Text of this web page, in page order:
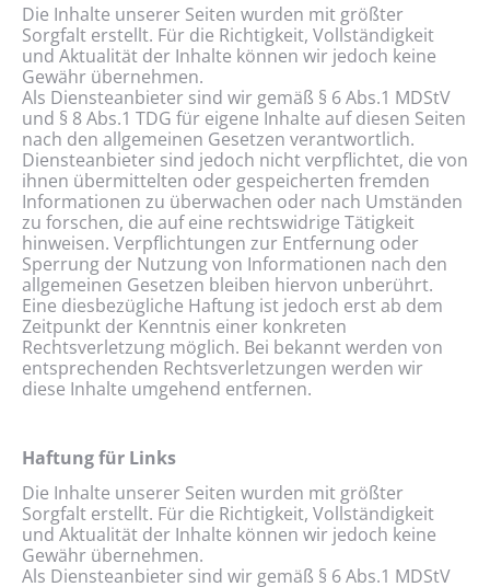
Die Inhalte unserer Seiten wurden mit größter
Sorgfalt erstellt. Für die Richtigkeit, Vollständigkeit
und Aktualität der Inhalte können wir jedoch keine
Gewähr übernehmen.
Als Diensteanbieter sind wir gemäß § 6 Abs.1 MDStV
und § 8 Abs.1 TDG für eigene Inhalte auf diesen Seiten
nach den allgemeinen Gesetzen verantwortlich.
Diensteanbieter sind jedoch nicht verpflichtet, die von
ihnen übermittelten oder gespeicherten fremden
Informationen zu überwachen oder nach Umständen
zu forschen, die auf eine rechtswidrige Tätigkeit
hinweisen. Verpflichtungen zur Entfernung oder
Sperrung der Nutzung von Informationen nach den
allgemeinen Gesetzen bleiben hiervon unberührt.
Eine diesbezügliche Haftung ist jedoch erst ab dem
Zeitpunkt der Kenntnis einer konkreten
Rechtsverletzung möglich. Bei bekannt werden von
entsprechenden Rechtsverletzungen werden wir
diese Inhalte umgehend entfernen.
Haftung für Links
Die Inhalte unserer Seiten wurden mit größter
Sorgfalt erstellt. Für die Richtigkeit, Vollständigkeit
und Aktualität der Inhalte können wir jedoch keine
Gewähr übernehmen.
Als Diensteanbieter sind wir gemäß § 6 Abs.1 MDStV